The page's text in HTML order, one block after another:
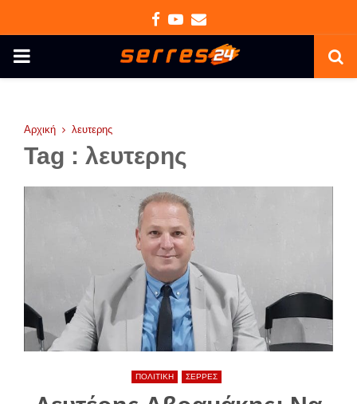
Facebook
Youtube
Email
PRIMARY
Αρχική λευτερης
Tag : λευτερης
ΠΟΛΙΤΙΚΗ ΣΕΡΡΕΣ